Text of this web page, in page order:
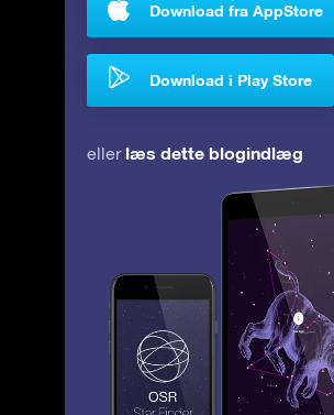
Download fra AppStore
Download i Play Store
eller læs dette blogindlæg